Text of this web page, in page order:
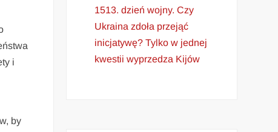
i
by
1513. dzień wojny. Czy
Ukraina zdoła przejąć
inicjatywę? Tylko w jednej
kwestii wyprzedza Kijów